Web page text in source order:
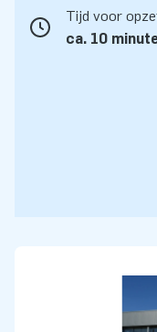
Tijd voor
ca. 10